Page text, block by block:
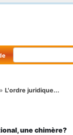
» L'ordre juridique...
une chimère?